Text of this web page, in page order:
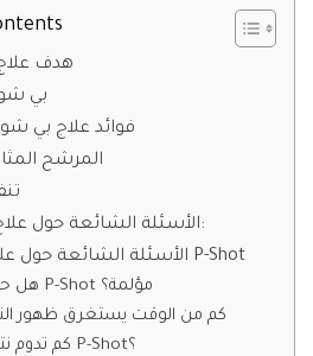
:هدف
بي
:فوائد علاج بي
:المرشح
الأسئلة الشائعة حول علاج بي شوت:
الأسئلة الشائعة حول علاج حقنة الـ P-Shot
هل حقنة الـ P-Shot مؤلمة؟
كم من الوقت يستغرق ظهور
كم تدوم نتائج الـ P-Shot؟